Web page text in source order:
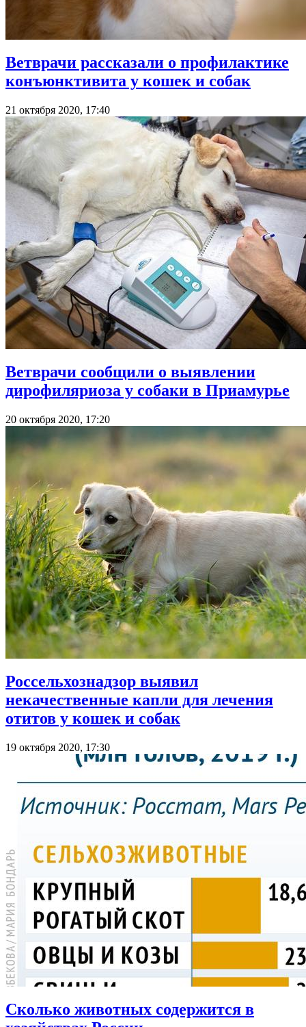
Ветврачи рассказали о профилактике
конъюнктивита у кошек и собак
21 октября 2020, 17:40
Ветврачи сообщили о выявлении
дирофиляриоза у собаки в Приамурье
20 октября 2020, 17:20
Россельхознадзор выявил
некачественные капли для лечения
отитов у кошек и собак
19 октября 2020, 17:30
Сколько животных содержится в